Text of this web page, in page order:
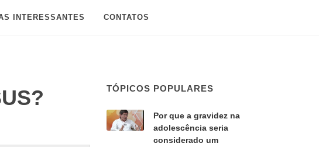
INTERESSANTES CONTATOS
TÓPICOS POPULARES
Por que a gravidez na
adolescência seria
considerado um